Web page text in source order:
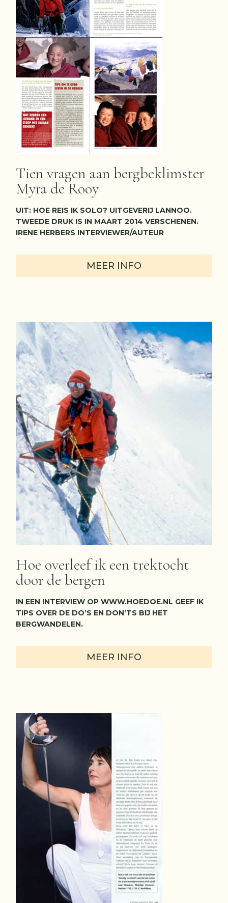
Tien vragen aan bergbeklimster
Myra de Rooy
UIT: HOE REIS IK SOLO? UITGEVERIJ LANNOO.
TWEEDE DRUK IS IN MAART 2014 VERSCHENEN.
IRENE HERBERS INTERVIEWER/AUTEUR
MEER INFO
Hoe overleef ik een trektocht
door de bergen
IN EEN INTERVIEW OP WWW.HOEDOE.NL GEEF IK
TIPS OVER DE DO’S EN DON’TS BIJ HET
BERGWANDELEN.
MEER INFO